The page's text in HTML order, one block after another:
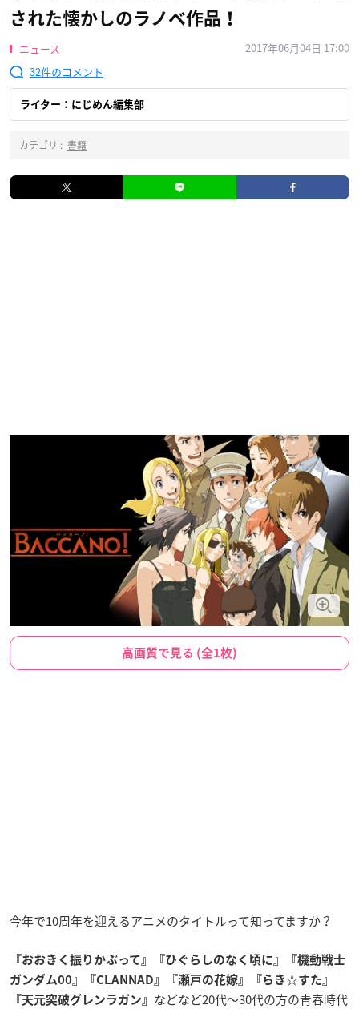
された懐かしのラノベ作品！
ニュース
2017年06月04日 17:00
32
ライター：にじめん編集部
カテゴリ : 書籍
高画質で見る (全1枚)
今年で10周年を迎えるアニメのタイトルって知ってますか？
『おおきく振りかぶって』『ひぐらしのなく頃に』『機動戦士
ガンダム00』『CLANNAD』『瀬戸の花嫁』『らき☆すた』
『天元突破グレンラガン』 などなど20代〜30代の方の青春時代